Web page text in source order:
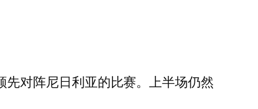
对阵尼日利亚的比赛。上半场仍然